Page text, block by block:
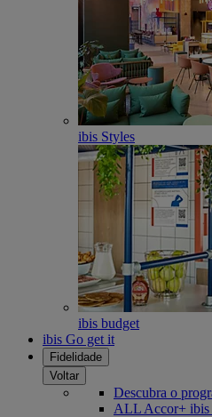
ibis Styles
ibis budget
ibis Go get it
Fidelidade
Voltar
Descubra o
ALL Accor+ ibis